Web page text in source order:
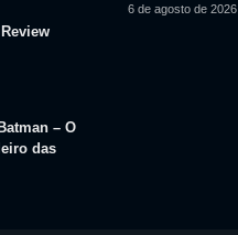
– O
das
6 de agosto de 2026